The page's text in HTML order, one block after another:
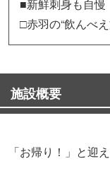
■新鮮刺身も自慢
□赤羽の“飲んべ
施設概要
「お帰り！」と迎